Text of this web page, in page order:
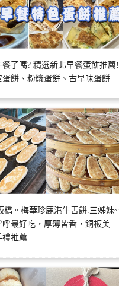
餐了嗎? 精選新北早餐蛋餅推薦!
蛋餅、粉漿蛋餅、古早味蛋餅….
橋。梅華珍鹿港牛舌餅.三姊妹~
呼最好吃，厚薄皆香，銅板美
禮推薦